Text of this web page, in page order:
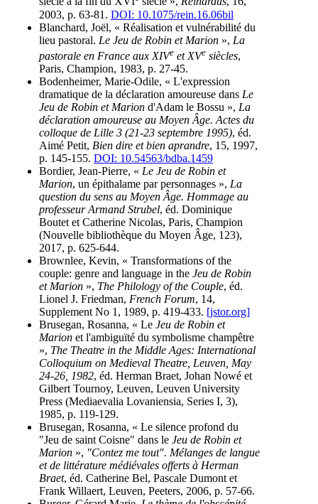
2003, p. 63-81. DOI: 10.1075/rein.16.06bil
Blanchard, Joël, « Réalisation et vulnérabilité du
lieu pastoral. Le Jeu de Robin et Marion », La
pastorale en France aux XIVe et XVe siècles,
Paris, Champion, 1983, p. 27-45.
Bodenheimer, Marie-Odile, « L'expression
dramatique de la déclaration amoureuse dans Le
Jeu de Robin et Marion d'Adam le Bossu », La
déclaration amoureuse au Moyen Âge. Actes du
colloque de Lille 3 (21-23 septembre 1995), éd.
Aimé Petit, Bien dire et bien aprandre, 15, 1997,
p. 145-155. DOI: 10.54563/bdba.1459
Bordier, Jean-Pierre, « Le Jeu de Robin et
Marion, un épithalame par personnages », La
question du sens au Moyen Âge. Hommage au
professeur Armand Strubel, éd. Dominique
Boutet et Catherine Nicolas, Paris, Champion
(Nouvelle bibliothèque du Moyen Âge, 123),
2017, p. 625-644.
Brownlee, Kevin, « Transformations of the
couple: genre and language in the Jeu de Robin
et Marion », The Philology of the Couple, éd.
Lionel J. Friedman, French Forum, 14,
Supplement No 1, 1989, p. 419-433. [jstor.org]
Brusegan, Rosanna, « Le Jeu de Robin et
Marion et l'ambiguïté du symbolisme champêtre
», The Theatre in the Middle Ages: International
Colloquium on Medieval Theatre, Leuven, May
24-26, 1982, éd. Herman Braet, Johan Nowé et
Gilbert Tournoy, Leuven, Leuven University
Press (Mediaevalia Lovaniensia, Series I, 3),
1985, p. 119-129.
Brusegan, Rosanna, « Le silence profond du
"Jeu de saint Coisne" dans le Jeu de Robin et
Marion », "Contez me tout". Mélanges de langue
et de littérature médiévales offerts à Herman
Braet, éd. Catherine Bel, Pascale Dumont et
Frank Willaert, Leuven, Peeters, 2006, p. 57-66.